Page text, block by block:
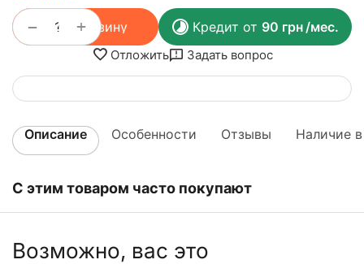
+
− В корзину Кредит от 90 грн/мес.
Отложить Задать вопрос
Описание Особенности Отзывы Наличие
С этим товаром часто покупают
Возможно, вас это